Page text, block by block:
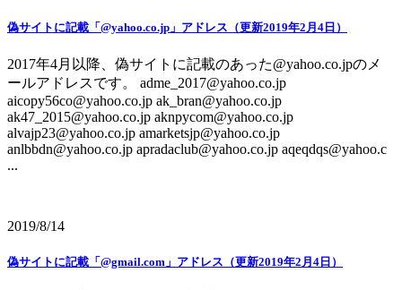
偽サイトに記載「@yahoo.co.jp」アドレス（更新2019年2月4日）
2017年4月以降、偽サイトに記載のあった@yahoo.co.jpのメ
ールアドレスです。 adme_2017@yahoo.co.jp
aicopy56co@yahoo.co.jp ak_bran@yahoo.co.jp
ak47_2015@yahoo.co.jp aknpycom@yahoo.co.jp
alvajp23@yahoo.co.jp amarketsjp@yahoo.co.jp
anlbbdn@yahoo.co.jp apradaclub@yahoo.co.jp aqeqdqs@yahoo.c
...
2019/8/14
偽サイトに記載「@gmail.com」アドレス（更新2019年2月4日）